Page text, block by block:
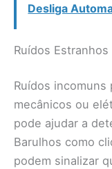
Desliga
Ruídos Estranhos
Ruídos incomuns
mecânicos ou
pode ajudar a
Barulhos como
podem sinalizar